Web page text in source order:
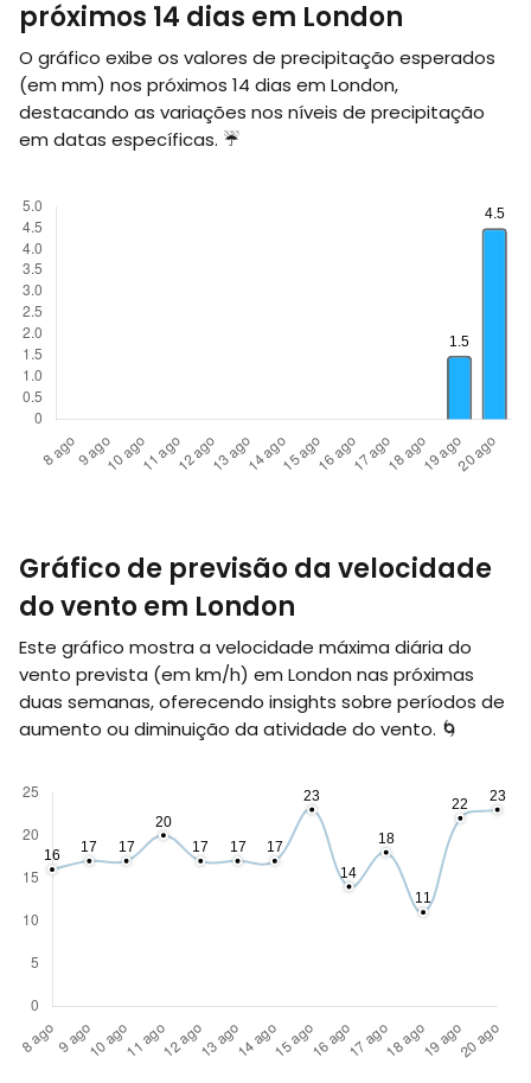
próximos 14 dias em London
O gráfico exibe os valores de precipitação esperados
(em mm) nos próximos 14 dias em London,
destacando as variações nos níveis de precipitação
em datas específicas. ☔
Gráfico de previsão da velocidade
do vento em London
Este gráfico mostra a velocidade máxima diária do
vento prevista (em km/h) em London nas próximas
duas semanas, oferecendo insights sobre períodos de
aumento ou diminuição da atividade do vento. 🌀